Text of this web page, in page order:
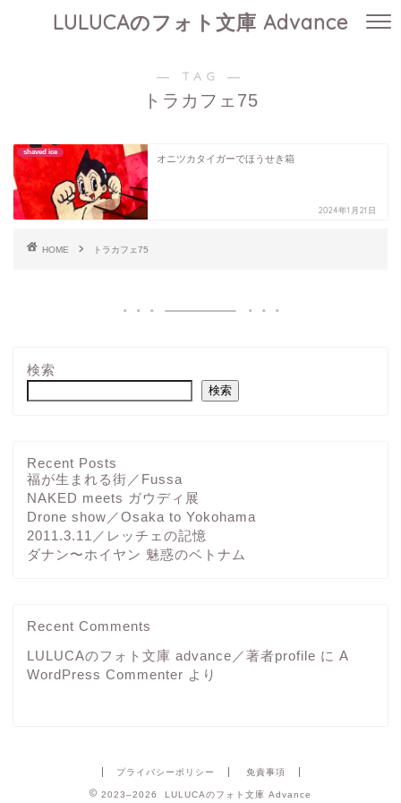
LULUCAのフォト文庫 Advance
― TAG ―
トラカフェ75
shaved ice
オニツカタイガーでほうせき箱
2024年1月21日
HOME トラカフェ75
検索
検索
Recent Posts
福が生まれる街／Fussa
NAKED meets ガウディ展
Drone show／Osaka to Yokohama
2011.3.11／レッチェの記憶
ダナン〜ホイヤン 魅惑のベトナム
Recent Comments
LULUCAのフォト文庫 advance／著者profile に A
WordPress Commenter より
プライバシーポリシー 免責事項
2023–2026 LULUCAのフォト文庫 Advance